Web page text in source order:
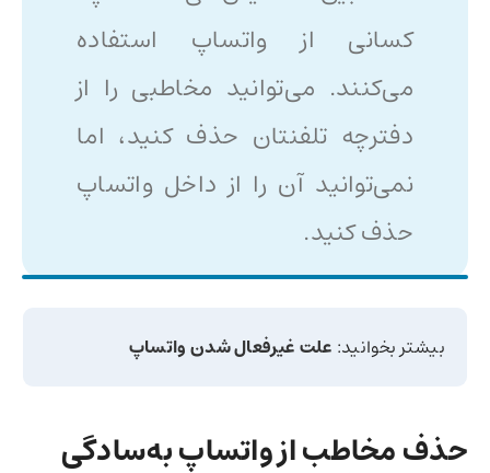
کسانی از واتساپ استفاده
می‌کنند. می‌توانید مخاطبی را از
دفترچه تلفنتان حذف کنید، اما
نمی‌توانید آن را از داخل واتساپ
حذف کنید.
بیشتر بخوانید: علت غیرفعال شدن واتساپ
حذف مخاطب از واتساپ به‌سادگی